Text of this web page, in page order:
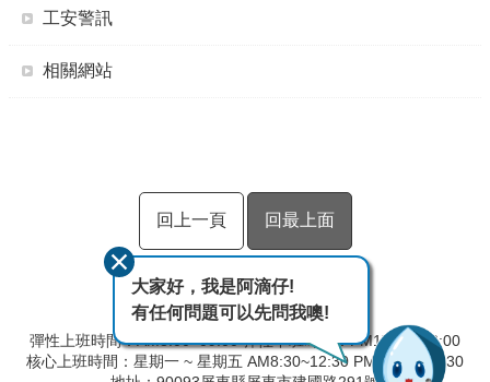
工安警訊
相關網站
回上一頁 回最上面
彈性上班時間：AM8:00~09:00 彈性下班時間：PM17:00~18:00
核心上班時間：星期一 ~ 星期五 AM8:30~12:30 PM13:30~17:30
大家好，我是阿滴仔!
有任何問題可以先問我噢!